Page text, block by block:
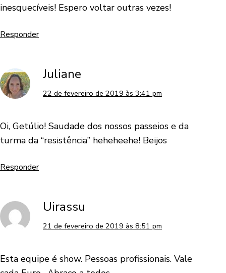
inesquecíveis! Espero voltar outras vezes!
Responder
Juliane
22 de fevereiro de 2019 às 3:41 pm
Oi, Getúlio! Saudade dos nossos passeios e da
turma da “resistência” heheheehe! Beijos
Responder
Uirassu
21 de fevereiro de 2019 às 8:51 pm
Esta equipe é show. Pessoas profissionais. Vale